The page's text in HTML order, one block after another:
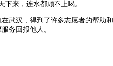
下来，连水都顾不上喝。
汉，得到了许多志愿者的帮助和
务回报他人。